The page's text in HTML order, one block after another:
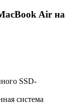
Air на
SSD-
система